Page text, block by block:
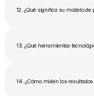
12. ¿Qué significa su modelo
13. ¿Qué herramientas
14. ¿Cómo miden los